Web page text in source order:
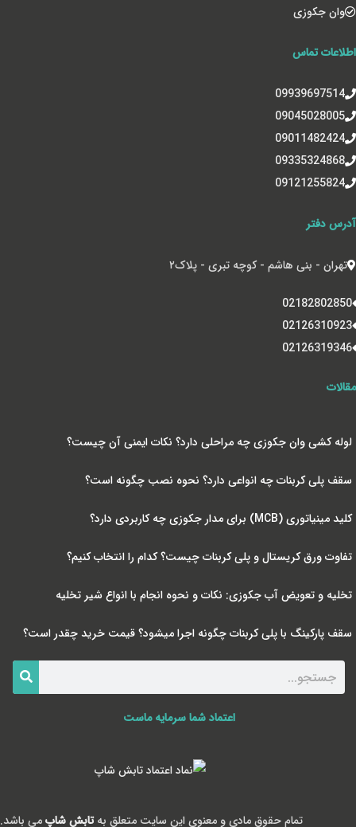
وان جکوزی
اطلاعات تماس
09939697514
09045028005
09011482424
09335324868
09121255824
آدرس دفتر
تهران - بنی هاشم - کوچه تبری - پلاک‌۲
02182802850
02126310923
02126319346
مقالات
لوله کشی وان جکوزی چه مراحلی دارد؟ نکات ایمنی آن چیست؟
سقف پلی کربنات چه انواعی دارد؟ نحوه نصب چگونه است؟
کلید مینیاتوری (MCB) برای مدار جکوزی چه کاربردی دارد؟
تفاوت ورق کریستال و پلی کربنات چیست؟ کدام را انتخاب کنیم؟
تخلیه و تعویض آب جکوزی: نکات و نحوه انجام با انواع شیر تخلیه
سقف پارکینگ با پلی کربنات چگونه اجرا میشود؟ قیمت خرید چقدر است؟
اعتماد شما سرمایه ماست
تمام حقوق مادی و معنوی این سایت متعلق بهتابش شاپمی باشد.